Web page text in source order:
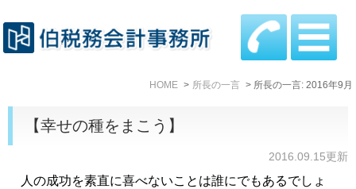
HOME 所長の一言 所長の一言: 2016年9月
【幸せの種をまこう】
2016.09.15更新
人の成功を素直に喜べないことは誰にでもあるでしょ